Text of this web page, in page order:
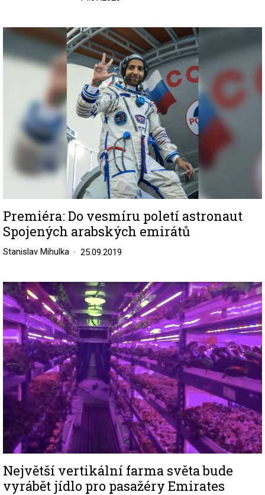
Image
Premiéra: Do vesmíru poletí astronaut
Spojených arabských emirátů
Stanislav Mihulka 25.09.2019
Image
Největší vertikální farma světa bude
vyrábět jídlo pro pasažéry Emirates